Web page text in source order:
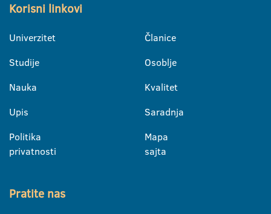
Korisni linkovi
Univerzitet
Studije
Nauka
Upis
Politika
privatnosti
Članice
Osoblje
Kvalitet
Saradnja
Mapa
sajta
Pratite nas